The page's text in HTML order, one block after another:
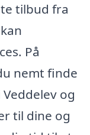
tilbud fra
På
nemt finde
og
til dine og